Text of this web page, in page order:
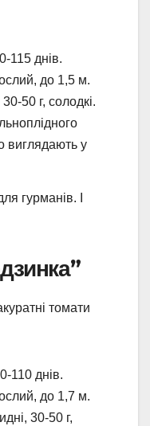
115 днів.
до 1,5 м.
50 г, солодкі.
виглядають у
гурманів. І
томати
110 днів.
до 1,7 м.
30-50 г,